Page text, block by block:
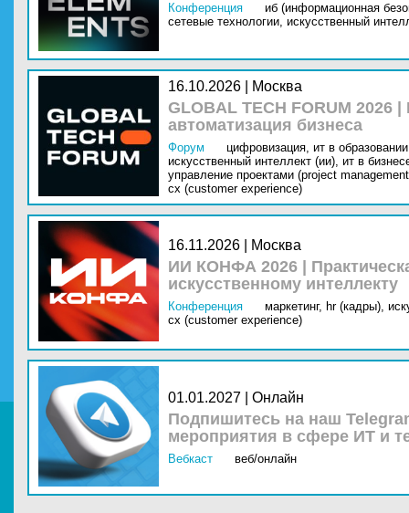
Конференция
иб (информационная
сетевые технологии, искусственный
16.10.2026 | Москва
GLOBAL TECH FORUM
автоматизация бизнеса
Форум цифровизация, ит в
искусственный интеллект (ии), ит в
управление проектами (project
cx (customer experience)
16.11.2026 | Москва
ИИ КОНФА 2026 |
искусственному интеллекту
Конференция маркетинг, hr (кадры),
cx (customer experience)
01.01.2027 | Онлайн
Подпишитесь на наш
мероприятия в сфере ИТ и
Вебкаст веб/онлайн